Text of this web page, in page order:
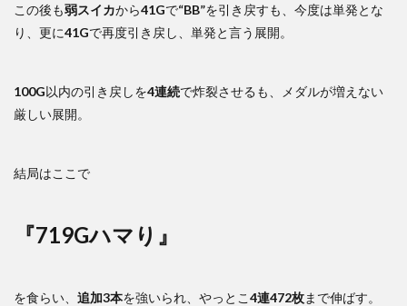
この後も弱スイカから41Gで“BB”を引き戻すも、今度は単発とな
り、更に41Gで再度引き戻し、単発と言う展開。
100G以内の引き戻しを4連続で炸裂させるも、メダルが増えない
厳しい展開。
結局はここで
『719Gハマり』
を食らい、 追加3本を強いられ、やっとこ 4連472枚まで伸ばす。